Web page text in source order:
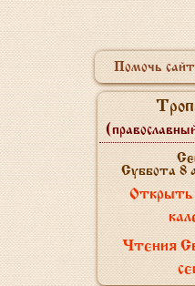
Помочь
Суббота 8
Открыть
Чтения